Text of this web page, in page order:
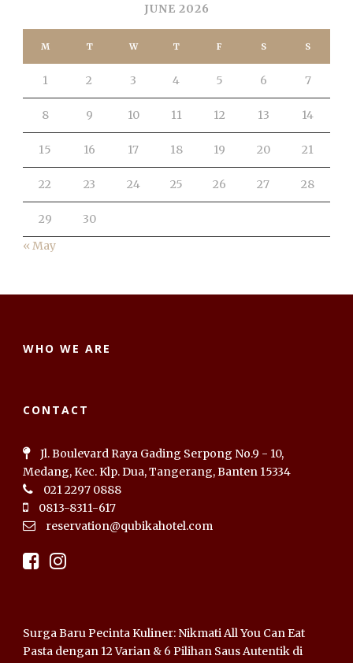
JUNE 2026
M T W T F S S
1 2 3 4 5 6 7
8 9 10 11 12 13 14
15 16 17 18 19 20 21
22 23 24 25 26 27 28
29
30
« May
WHO WE ARE
CONTACT
Jl. Boulevard Raya Gading Serpong No.9 - 10,
Medang, Kec. Klp. Dua, Tangerang, Banten 15334
021 2297 0888
0813-8311-617
reservation@qubikahotel.com
Surga Baru Pecinta Kuliner: Nikmati All You Can Eat
Pasta dengan 12 Varian & 6 Pilihan Saus Autentik di